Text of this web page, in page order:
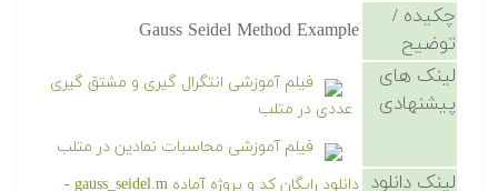
چکیده /
توضیح
Gauss Seidel Method Example
لینک های
پیشنهادی
فیلم آموزشی انتگرال گیری و مشتق گیری
عددی در متلب
فیلم آموزشی محاسبات نمادین در متلب
لینک دانلود
دانلود رایگان کد و پروژه آماده gauss_seidel.m -